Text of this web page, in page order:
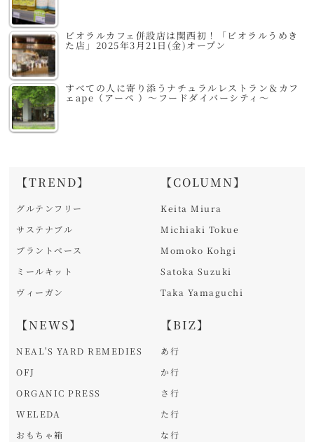
ビオラルカフェ併設店は関西初！「ビオラルうめき
た店」2025年3月21日(金)オープン
すべての人に寄り添うナチュラルレストラン＆カフ
ェape（アーペ ）～フードダイバーシティ～
【TREND】
グルテンフリー
サステナブル
プラントベース
ミールキット
ヴィーガン
【NEWS】
NEAL'S YARD REMEDIES
OFJ
ORGANIC PRESS
WELEDA
おもちゃ箱
【COLUMN】
Keita Miura
Michiaki Tokue
Momoko Kohgi
Satoka Suzuki
Taka Yamaguchi
【BIZ】
あ行
か行
さ行
た行
な行